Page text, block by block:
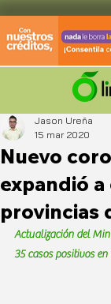
Nuevo
expandió a
provincias
Jason Ureña
15 mar 2020
Actualización del
35 casos positivos en